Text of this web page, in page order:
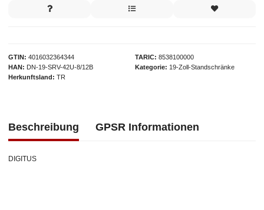
GTIN 4016032364344
HAN
DN-19-SRV-42U-8/12B
Herkunftsland
TR
TARIC
8538100000
Kategorie
19-Zoll-Standschränke
Beschreibung GPSR Informationen
DIGITUS